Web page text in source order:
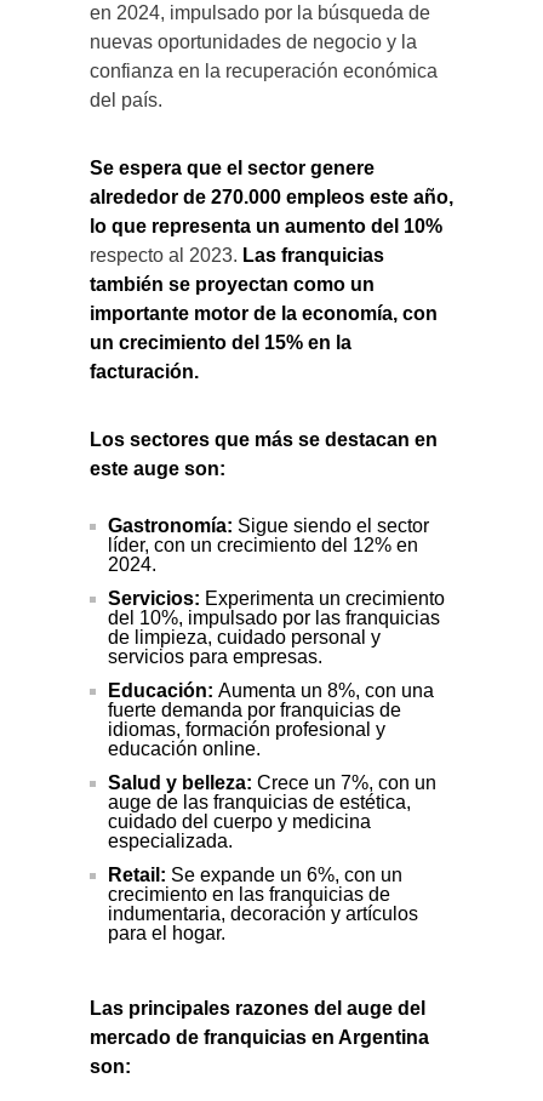
en 2024, impulsado por la búsqueda de
nuevas oportunidades de negocio y la
confianza en la recuperación económica
del país.
Se espera que el sector genere
alrededor de 270.000 empleos este año,
lo que representa un aumento del 10%
respecto al 2023. Las franquicias
también se proyectan como un
importante motor de la economía, con
un crecimiento del 15% en la
facturación.
Los sectores que más se destacan en
este auge son:
Gastronomía: Sigue siendo el sector
líder, con un crecimiento del 12% en
2024.
Servicios: Experimenta un crecimiento
del 10%, impulsado por las franquicias
de limpieza, cuidado personal y
servicios para empresas.
Educación: Aumenta un 8%, con una
fuerte demanda por franquicias de
idiomas, formación profesional y
educación online.
Salud y belleza: Crece un 7%, con un
auge de las franquicias de estética,
cuidado del cuerpo y medicina
especializada.
Retail: Se expande un 6%, con un
crecimiento en las franquicias de
indumentaria, decoración y artículos
para el hogar.
Las principales razones del auge del
mercado de franquicias en Argentina
son: